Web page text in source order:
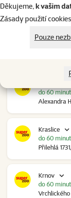
Děkujeme,k vašim
Zásady použití cookies
Pouze
Ovčáry
Kozomín
Alexandra
do 60 minut
Kraslice
Přilehlá
do 60 minut
Krnov
Vrchlického
do 60 minut